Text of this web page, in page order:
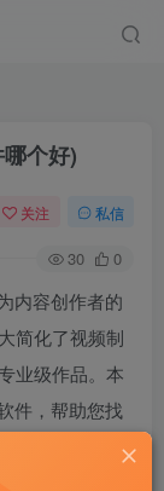
个好)
关注 私信
30 0
内容创作者的
简化了视频制
业级作品。本
件，帮助您找